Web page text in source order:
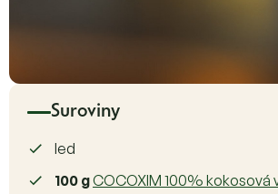
Suroviny
led
100 gCOCOXIM 100% kokosová